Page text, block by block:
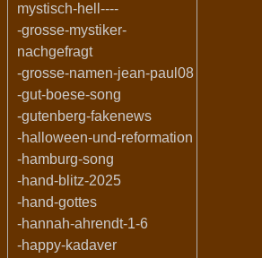
mystisch-hell----
-grosse-mystiker-
nachgefragt
-grosse-namen-jean-paul08
-gut-boese-song
-gutenberg-fakenews
-halloween-und-reformation
-hamburg-song
-hand-blitz-2025
-hand-gottes
-hannah-ahrendt-1-6
-happy-kadaver